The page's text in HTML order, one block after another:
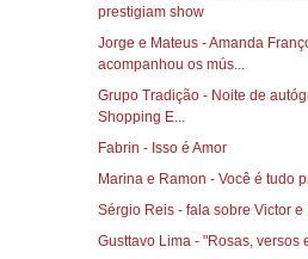
prestigiam show
Jorge e Mateus - Amanda
acompanhou os mús...
Grupo Tradição - Noite de
Shopping E...
Fabrin - Isso é Amor
Marina e Ramon - Você é tudo
Sérgio Reis - fala sobre Victor e
Gusttavo Lima - "Rosas, versos